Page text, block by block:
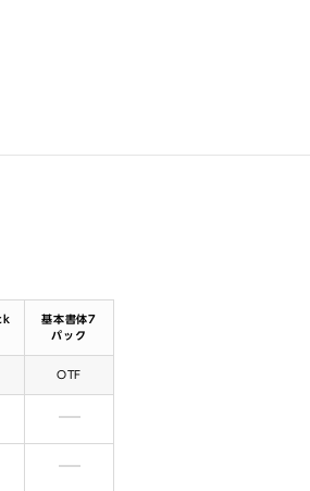
基本書体7
パック
OTF
含まれません
含まれません